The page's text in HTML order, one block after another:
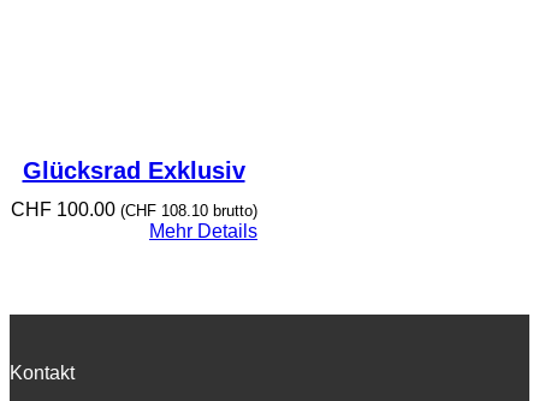
Glücksrad Exklusiv
CHF100.00 (CHF108.10brutto)
Mehr Details
Kontakt